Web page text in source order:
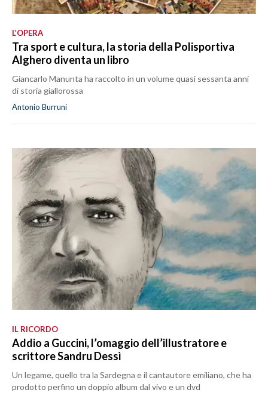
L’OPERA
Tra sport e cultura, la storia della Polisportiva
Alghero diventa un libro
Giancarlo Manunta ha raccolto in un volume quasi sessanta anni
di storia giallorossa
Antonio Burruni
IL RICORDO
Addio a Guccini, l’omaggio dell’illustratore e
scrittore Sandru Dessì
Un legame, quello tra la Sardegna e il cantautore emiliano, che ha
prodotto perfino un doppio album dal vivo e un dvd